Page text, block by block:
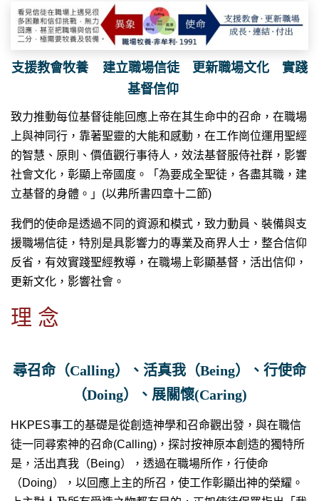
支援教會牧養 建立職場信徒 更新職場文化 實踐
基督信仰
致力推動每位基督徒能回應上帝在其生命中的召命，在職場
上與神同行，靠著聖靈的大能和感動，在工作崗位運用聖經
的智慧、原則、價值觀行事待人，效法基督服侍社群，影響
社會文化，彰顯上帝國度。「為要成全聖徒，各盡其職，建
立基督的身體。」(以弗所書四章十二節)
我們的使命是透過不同的資源和模式，致力動員、裝備與支
援職場信徒，特別是具影響力的專業及商界人士，整合信仰
反省，有效實踐聖經教導，在職場上彰顯基督，活出信仰，
更新文化，影響社會。
理 念
尋召命（Calling）、活真我（Being）、行使命
（Doing）、展關懷(Caring)
HKPES事工的基礎是從創造神學和召命觀出發，與在職信
徒一同尋索神的召命(Calling)，探討按神原本創造的獨特所
是，活出真我（Being），透過在職場所作，行使命
（Doing），以回應上主的所召，使工作彰顯出神的榮耀。